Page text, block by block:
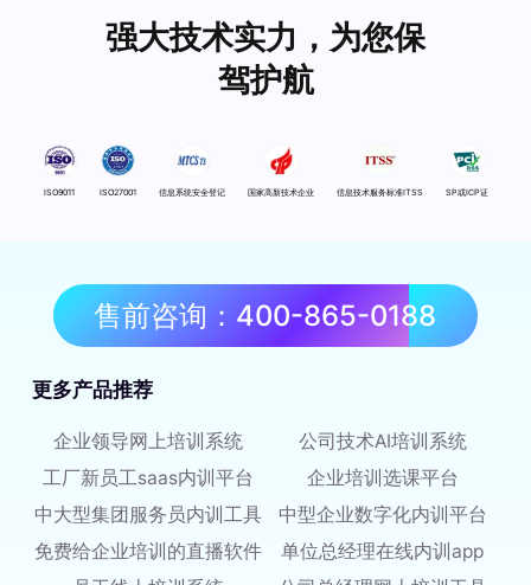
强大技术实力，为您保
驾护航
ISO9011 ISO27001 信息系统安全登记 国家高新技术企业 信息技术服务标准ITSS SP或ICP证
售前咨询：400-865-0188
更多产品推荐
企业领导网上培训系统
公司技术AI培训系统
工厂新员工saas内训平台
企业培训选课平台
中大型集团服务员内训工具
中型企业数字化内训平台
免费给企业培训的直播软件
单位总经理在线内训app